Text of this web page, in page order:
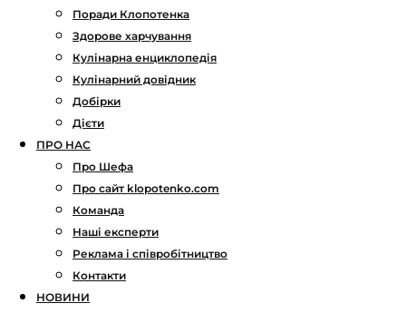
Поради Клопотенка
Здорове харчування
Кулінарна енциклопедія
Кулінарний довідник
Добірки
Дієти
ПРО НАС
Про Шефа
Про сайт klopotenko.com
Команда
Наші експерти
Реклама і співробітництво
Контакти
НОВИНИ